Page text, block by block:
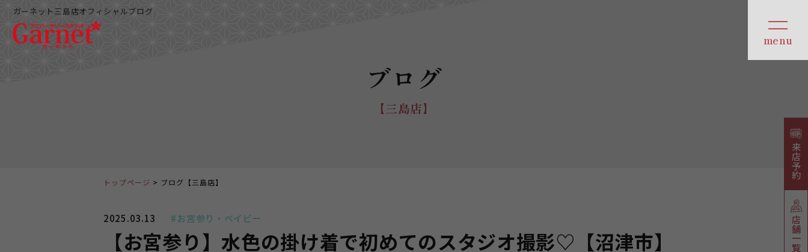
ガーネット三島店オフィシャルブログ
ブログ
【三島店】
2025.03.13 #お宮参り・ベイビー
【お宮参り】水色の掛け着で初めてのスタジオ撮影♡【沼津市】
トップページ ブログ【三島店】
来店予約
店舗一覧